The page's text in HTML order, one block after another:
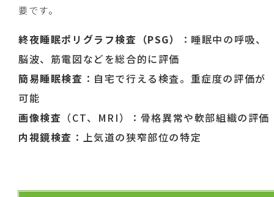
要です。
終夜睡眠ポリグラフ検査（PSG）
：睡眠中の呼吸、
脳波、筋電図などを総合的に評価
簡易睡眠検査 ：自宅で行える検査。重症度の評価が
可能
画像検査 （CT、MRI）：骨格異常や軟部組織の評価
内視鏡検査 ：上気道の狭窄部位の特定